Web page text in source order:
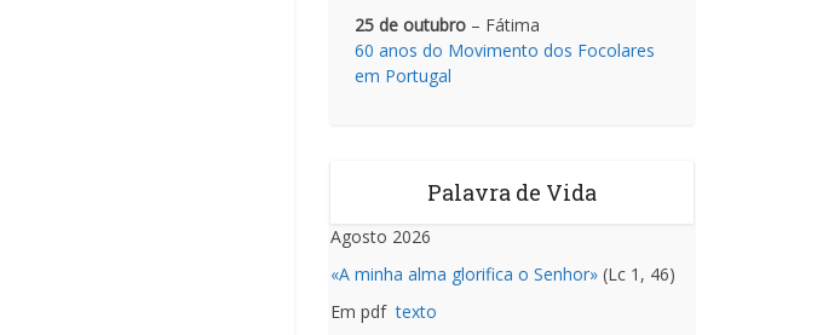
25 de outubro – Fátima
60 anos do Movimento dos Focolares
em Portugal
Palavra de Vida
Agosto 2026
«A minha alma glorifica o Senhor» (Lc 1, 46)
Em pdftexto